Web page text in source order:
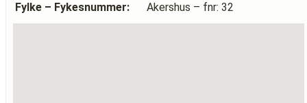
Fylke – Fykesnummer:
Akershus – fnr: 32